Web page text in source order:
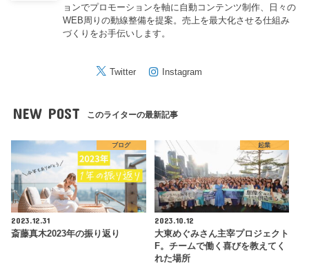
ョンでプロモーションを軸に自動コンテンツ制作、日々の
WEB周りの動線整備を提案。売上を最大化させる仕組み
づくりをお手伝いします。
Twitter Instagram
NEW POST このライターの最新記事
ブログ
2023.12.31
斎藤真木2023年の振り返り
起業
2023.10.12
大東めぐみさん主宰プロジェクト
F。チームで働く喜びを教えてく
れた場所